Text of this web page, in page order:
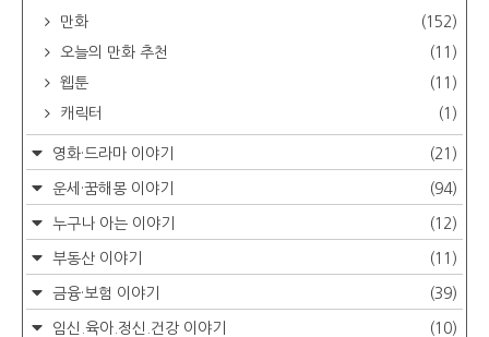
만화
(152)
오늘의 만화 추천
(11)
웹툰
(11)
캐릭터
(1)
영화·드라마 이야기 (21)
운세·꿈해몽 이야기 (94)
누구나 아는 이야기 (12)
부동산 이야기 (11)
금융·보험 이야기 (39)
임신.육아.정신.건강 이야기 (10)